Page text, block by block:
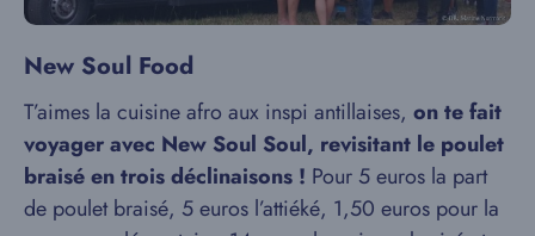
New Soul Food
T’aimes la cuisine afro aux inspi antillaises, on te fait
voyager avec New Soul Soul, revisitant le poulet
braisé en trois déclinaisons ! Pour 5 euros la part
de poulet braisé, 5 euros l’attiéké, 1,50 euros pour la